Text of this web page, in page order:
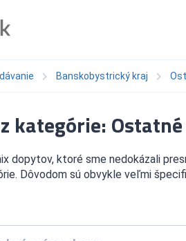
Banskobystrický kraj
kategórie: Ostatné
dopytov, ktoré sme nedokázali
Dôvodom sú obvykle veľmi